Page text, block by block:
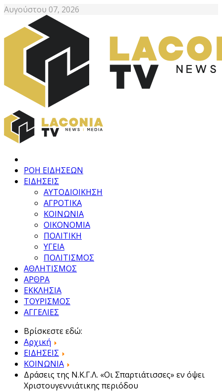
Αυγούστου 07, 2026
ΡΟΗ ΕΙΔΗΣΕΩΝ
ΕΙΔΗΣΕΙΣ
ΑΥΤΟΔΙΟΙΚΗΣΗ
ΑΓΡΟΤΙΚΑ
ΚΟΙΝΩΝΙΑ
ΟΙΚΟΝΟΜΙΑ
ΠΟΛΙΤΙΚΗ
ΥΓΕΙΑ
ΠΟΛΙΤΙΣΜΟΣ
ΑΘΛΗΤΙΣΜΟΣ
ΑΡΘΡΑ
ΕΚΚΛΗΣΙΑ
ΤΟΥΡΙΣΜΟΣ
ΑΓΓΕΛΙΕΣ
Βρίσκεστε εδώ:
Αρχική
ΕΙΔΗΣΕΙΣ
ΚΟΙΝΩΝΙΑ
Δράσεις της Ν.Κ.Γ.Λ. «Οι Σπαρτιάτισσες» εν όψει
Χριστουγεννιάτικης περιόδου